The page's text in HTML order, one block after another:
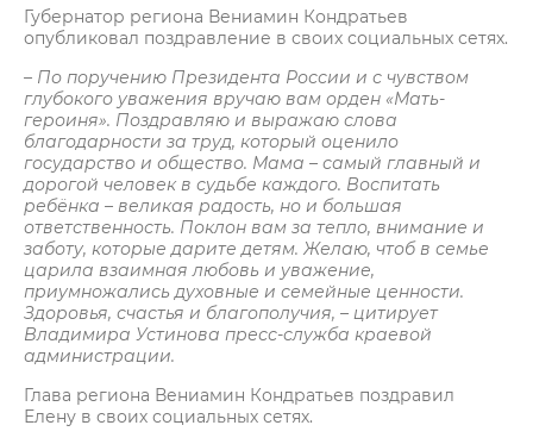
Губернатор региона Вениамин Кондратьев
опубликовал поздравление в своих социальных сетях.
– По поручению Президента России и с чувством
глубокого уважения вручаю вам орден «Мать-
героиня». Поздравляю и выражаю слова
благодарности за труд, который оценило
государство и общество. Мама – самый главный и
дорогой человек в судьбе каждого. Воспитать
ребёнка – великая радость, но и большая
ответственность. Поклон вам за тепло, внимание и
заботу, которые дарите детям. Желаю, чтоб в семье
царила взаимная любовь и уважение,
приумножались духовные и семейные ценности.
Здоровья, счастья и благополучия, – цитирует
Владимира Устинова пресс-служба краевой
администрации.
Глава региона Вениамин Кондратьев поздравил
Елену в своих социальных сетях.